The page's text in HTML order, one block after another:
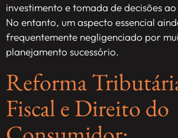
investimento e tomada de decisões
No entanto, um aspecto essencial
frequentemente negligenciado por
planejamento sucessório.
Reforma
Fiscal e Direito do